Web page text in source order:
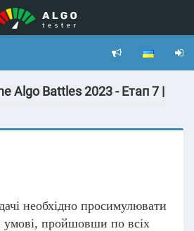
Algo Battles 2023 - Етап 7 |
необхідно просимулювати
умові, пройшовши по всіх